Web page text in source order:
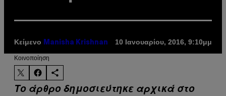
Κείμενο Manisha Krishnan 10 Ιανουαρίου, 2016, 9:10μμ
Kοινοποίηση
Το άρθρο δημοσιεύτηκε αρχικά στο